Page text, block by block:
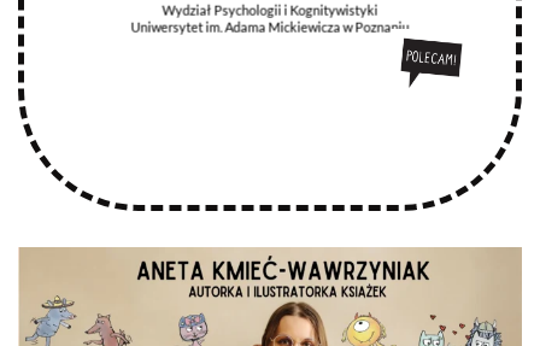
Wydział Psychologii i Kognitywistyki
Uniwersytet im. Adama Mickiewicza w Poznaniu